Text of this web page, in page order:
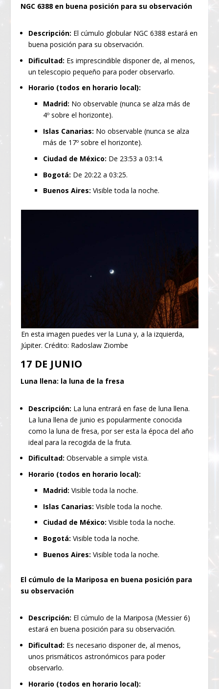
NGC 6388 en buena posición para su observación
Descripción: El cúmulo globular NGC 6388 estará en
buena posición para su observación.
Dificultad: Es imprescindible disponer de, al menos,
un telescopio pequeño para poder observarlo.
Horario (todos en horario local):
Madrid: No observable (nunca se alza más de
4º sobre el horizonte).
Islas Canarias: No observable (nunca se alza
más de 17º sobre el horizonte).
Ciudad de México: De 23:53 a 03:14.
Bogotá: De 20:22 a 03:25.
Buenos Aires:Visible toda la noche.
En esta imagen puedes ver la Luna y, a la izquierda,
Júpiter. Crédito: Radoslaw Ziombe
17 DE JUNIO
Luna llena: la luna de la fresa
Descripción: La luna entrará en fase de luna llena.
La luna llena de junio es popularmente conocida
como la luna de fresa, por ser esta la época del año
ideal para la recogida de la fruta.
Dificultad:Observable a simple vista.
Horario (todos en horario local):
Madrid:Visible toda la noche.
Islas Canarias: Visible toda la noche.
Ciudad de México: Visible toda la noche.
Bogotá:Visible toda la noche.
Buenos Aires:Visible toda la noche.
El cúmulo de la Mariposa en buena posición para
su observación
Descripción: El cúmulo de la Mariposa (Messier 6)
estará en buena posición para su observación.
Dificultad: Es necesario disponer de, al menos,
unos prismáticos astronómicos para poder
observarlo.
Horario (todos en horario local):